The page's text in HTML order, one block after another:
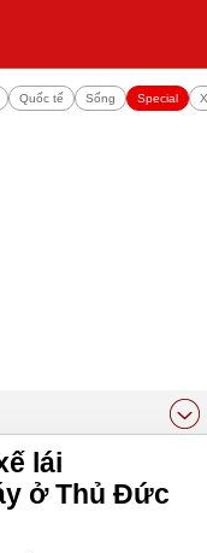
Quốc tế Sống Special
lái
ở Thủ Đức